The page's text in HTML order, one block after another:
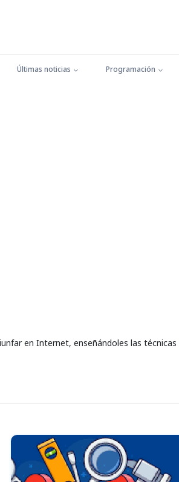
Últimas noticias Programación
en Internet, enseñándoles las